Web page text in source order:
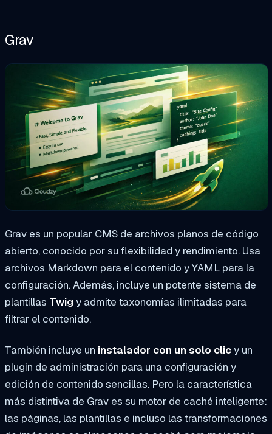
Grav
Grav es un popular CMS de archivos planos de código
abierto, conocido por su flexibilidad y rendimiento. Usa
archivos Markdown para el contenido y YAML para la
configuración. Además, incluye un potente sistema de
plantillas Twig y admite taxonomías ilimitadas para
filtrar el contenido.
También incluye un instalador con un solo clicy un
plugin de administración para una configuración y
edición de contenido sencillas. Pero la característica
más distintiva de Grav es su motor de caché inteligente:
las páginas, las plantillas e incluso las transformaciones